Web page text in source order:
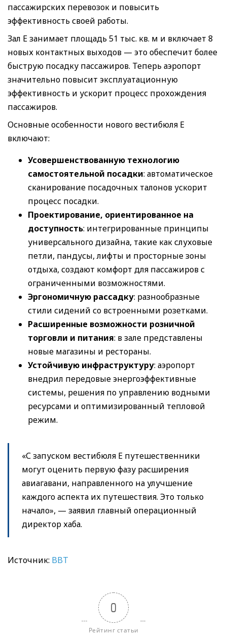
пассажирских перевозок и повысить
эффективность своей работы.
Зал E занимает площадь 51 тыс. кв. м и включает 8
новых контактных выходов — это обеспечит более
быструю посадку пассажиров. Теперь аэропорт
значительно повысит эксплуатационную
эффективность и ускорит процесс прохождения
пассажиров.
Основные особенности нового вестибюля E
включают:
Усовершенствованную технологию
самостоятельной посадки: автоматическое
сканирование посадочных талонов ускорит
процесс посадки.
Проектирование, ориентированное на
доступность: интегрированные принципы
универсального дизайна, такие как слуховые
петли, пандусы, лифты и просторные зоны
отдыха, создают комфорт для пассажиров с
ограниченными возможностями.
Эргономичную рассадку: разнообразные
стили сидений со встроенными розетками.
Расширенные возможности розничной
торговли и питания: в зале представлены
новые магазины и рестораны.
Устойчивую инфраструктуру: аэропорт
внедрил передовые энергоэффективные
системы, решения по управлению водными
ресурсами и оптимизированный тепловой
режим.
«С запуском вестибюля E путешественники
могут оценить первую фазу расширения
авиагавани, направленного на улучшение
каждого аспекта их путешествия. Это только
начало», — заявил главный операционный
директор хаба.
Источник: BBT
0
Рейтинг статьи